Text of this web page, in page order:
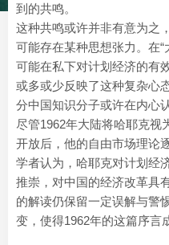
到的共鸣。
这种共鸣或许并非有意为之
可能存在某种思想张力。在
可能在私下对计划经济的有
或多或少反映了这种复杂心
分中国知识分子或许在内心
尽管1962年大陆将哈耶克视
开放后，他的自由市场理论
学者认为，哈耶克对计划经
推崇，对中国的经济改革具
的解读仍保留一定误解与警
变，使得1962年的这篇序言